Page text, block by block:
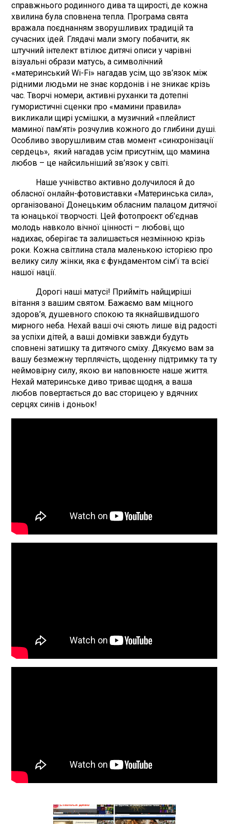
справжнього родинного дива та щирості, де кожна
хвилина була сповнена тепла. Програма свята
вражала поєднанням зворушливих традицій та
сучасних ідей. Глядачі мали змогу побачити, як
штучний інтелект втілює дитячі описи у чарівні
візуальні образи матусь, а символічний
«материнський Wi-Fi» нагадав усім, що зв’язок між
рідними людьми не знає кордонів і не зникає крізь
час. Творчі номери, активні руханки та дотепні
гумористичні сценки про «мамини правила»
викликали щирі усмішки, а музичний «плейлист
маминої пам’яті» розчулив кожного до глибини душі.
Особливо зворушливим став момент «синхронізації
сердець», який нагадав усім присутнім, що мамина
любов – це найсильніший зв’язок у світі.
Наше учнівство активно долучилося й до
обласної онлайн-фотовиставки «Материнська сила»,
організованої Донецьким обласним палацом дитячої
та юнацької творчості. Цей фотопроєкт об’єднав
молодь навколо вічної цінності – любові, що
надихає, оберігає та залишається незмінною крізь
роки. Кожна світлина стала маленькою історією про
велику силу жінки, яка є фундаментом сім’ї та всієї
нашої нації.
Дорогі наші матусі! Прийміть найщиріші
вітання з вашим святом. Бажаємо вам міцного
здоров’я, душевного спокою та якнайшвидшого
мирного неба. Нехай ваші очі сяють лише від радості
за успіхи дітей, а ваші домівки завжди будуть
сповнені затишку та дитячого сміху. Дякуємо вам за
вашу безмежну терплячість, щоденну підтримку та ту
неймовірну силу, якою ви наповнюєте наше життя.
Нехай материнське диво триває щодня, а ваша
любов повертається до вас сторицею у вдячних
серцях синів і доньок!